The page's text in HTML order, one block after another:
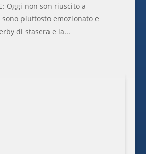
Oggi non son riuscito a
piuttosto emozionato e
di stasera e la...